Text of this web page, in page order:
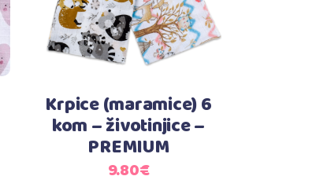
Krpice (maramice) 6
kom – životinjice –
PREMIUM
9.80€